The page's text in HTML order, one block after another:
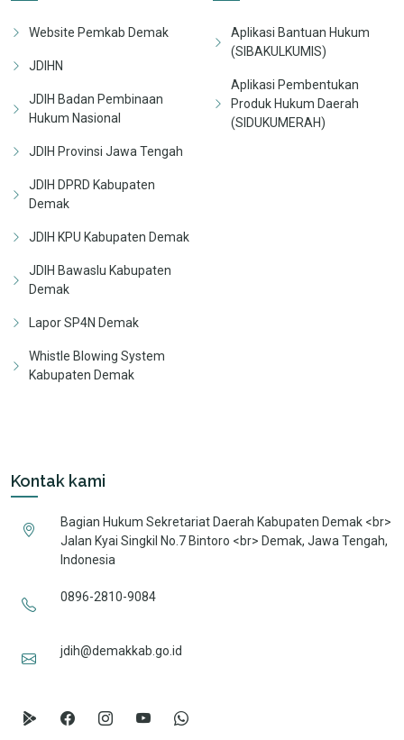
Website Pemkab Demak
JDIHN
JDIH Badan Pembinaan
Hukum Nasional
JDIH Provinsi Jawa Tengah
JDIH DPRD Kabupaten
Demak
JDIH KPU Kabupaten Demak
JDIH Bawaslu Kabupaten
Demak
Lapor SP4N Demak
Whistle Blowing System
Kabupaten Demak
Aplikasi Bantuan Hukum
(SIBAKULKUMIS)
Aplikasi Pembentukan
Produk Hukum Daerah
(SIDUKUMERAH)
Kontak kami
Bagian Hukum Sekretariat Daerah Kabupaten Demak <br>
Jalan Kyai Singkil No.7 Bintoro <br> Demak, Jawa Tengah,
Indonesia
0896-2810-9084
jdih@demakkab.go.id